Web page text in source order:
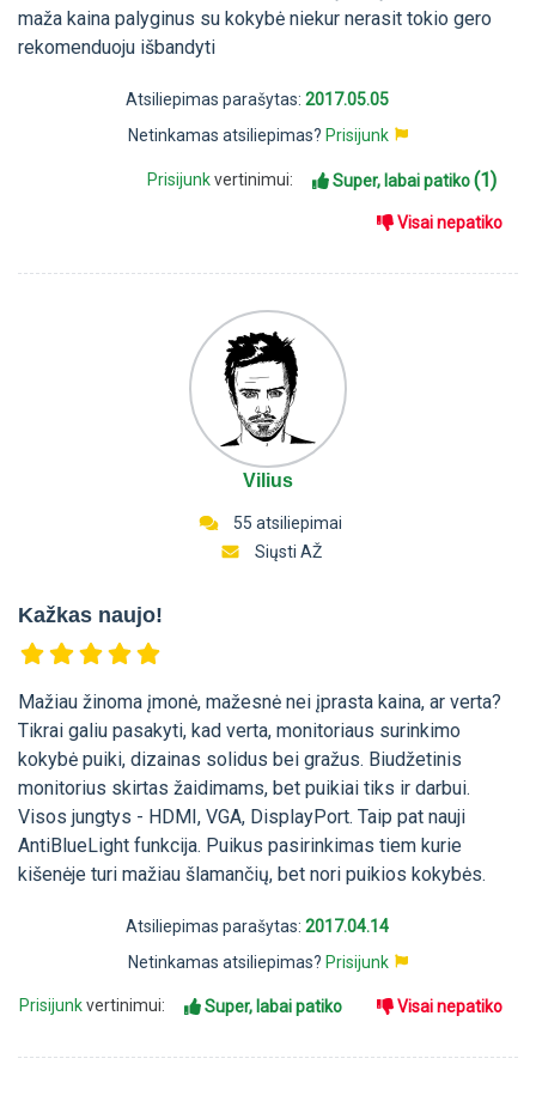
maža kaina palyginus su kokybė niekur nerasit tokio gero
rekomenduoju išbandyti
Atsiliepimas parašytas: 2017.05.05
Netinkamas atsiliepimas? Prisijunk
Prisijunkvertinimui: Super, labai patiko(1)
Visai nepatiko
Vilius
55 atsiliepimai
Siųsti AŽ
Kažkas naujo!
Mažiau žinoma įmonė, mažesnė nei įprasta kaina, ar verta?
Tikrai galiu pasakyti, kad verta, monitoriaus surinkimo
kokybė puiki, dizainas solidus bei gražus. Biudžetinis
monitorius skirtas žaidimams, bet puikiai tiks ir darbui.
Visos jungtys - HDMI, VGA, DisplayPort. Taip pat nauji
AntiBlueLight funkcija. Puikus pasirinkimas tiem kurie
kišenėje turi mažiau šlamančių, bet nori puikios kokybės.
Atsiliepimas parašytas: 2017.04.14
Netinkamas atsiliepimas? Prisijunk
Prisijunkvertinimui: Super, labai patiko Visai nepatiko